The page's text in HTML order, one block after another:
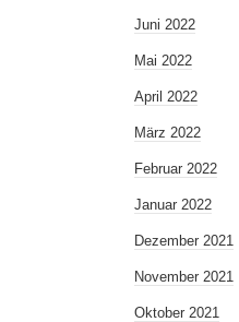
Juni 2022
Mai 2022
April 2022
März 2022
Februar 2022
Januar 2022
Dezember 2021
November 2021
Oktober 2021